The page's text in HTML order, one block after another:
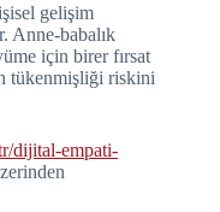
gelişim
Anne-babalık
için birer fırsat
tükenmişliği riskini
dijital-empati-